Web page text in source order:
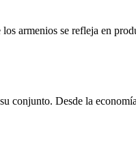
armenios se refleja en
conjunto. Desde la